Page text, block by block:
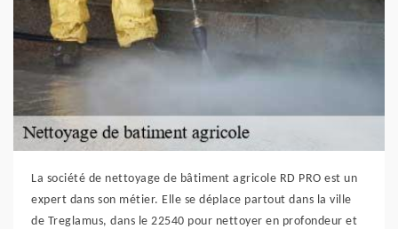
La société de nettoyage de bâtiment agricole RD PRO est un
expert dans son métier. Elle se déplace partout dans la ville
de Treglamus, dans le 22540 pour nettoyer en profondeur et